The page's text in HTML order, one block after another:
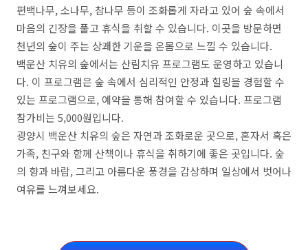
편백나무, 소나무, 참나무 등이 조화롭게 자라고 있어 숲 속에서
마음의 긴장을 풀고 휴식을 취할 수 있습니다. 이곳을 방문하면
천년의 숲이 주는 상쾌한 기운을 온몸으로 느낄 수 있습니다.
백운산 치유의 숲에서는 산림치유 프로그램도 운영하고 있습니
다. 이 프로그램은 숲 속에서 심리적인 안정과 힐링을 경험할 수
있는 프로그램으로, 예약을 통해 참여할 수 있습니다. 프로그램
참가비는 5,000원입니다.
광양시 백운산 치유의 숲은 자연과 조화로운 곳으로, 혼자서 혹은
가족, 친구와 함께 산책이나 휴식을 취하기에 좋은 곳입니다. 숲
의 향과 바람, 그리고 아름다운 풍경을 감상하며 일상에서 벗어나
여유를 느껴보세요.